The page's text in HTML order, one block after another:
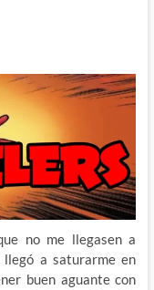
no me llegasen a
llegó a saturarme en
buen aguante con